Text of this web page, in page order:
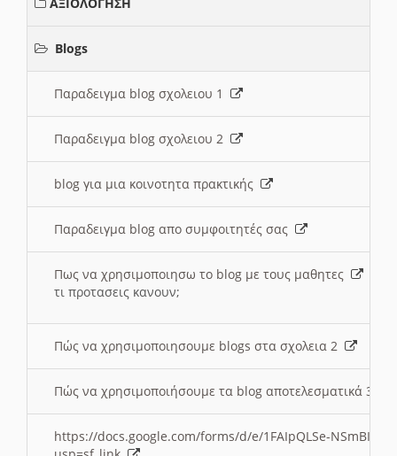
Blogs
Παραδειγμα blog σχολειου 1
Παραδειγμα blog σχολειου 2
blog για μια κοινοτητα πρακτικής
Παραδειγμα blog απο συμφοιτητές σας
Πως να χρησιμοποιησω το blog με τους μαθητες
τι προτασεις κανουν;
Πώς να χρησιμοποιησουμε blogs στα σχολεια 2
Πώς να χρησιμοποιήσουμε τα blog αποτελεσματικά 3
https://docs.google.com/forms/d/e/1FAIpQLSe-NSmBI-